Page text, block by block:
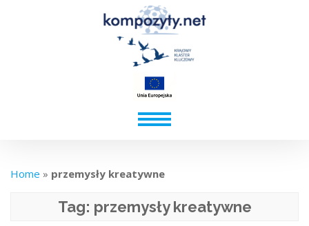
Home » przemysły kreatywne
Tag: przemysły kreatywne